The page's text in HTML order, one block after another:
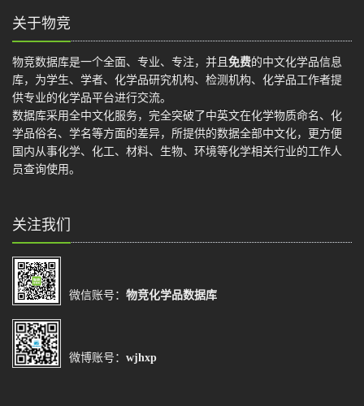
关于物竞
物竞数据库是一个全面、专业、专注，并且 免费的中文化学品信息
库，为学生、学者、化学品研究机构、检测机构、化学品工作者提
供专业的化学品平台进行交流。
数据库采用全中文化服务，完全突破了中英文在化学物质命名、化
学品俗名、学名等方面的差异，所提供的数据全部中文化，更方便
国内从事化学、化工、材料、生物、环境等化学相关行业的工作人
员查询使用。
关注我们
微信账号： 物竞化学品数据库
微博账号： wjhxp